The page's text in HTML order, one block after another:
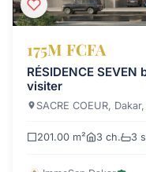
175M FCFA
RÉSIDENCE
visiter
SACRE COEUR,
201.00 m² 3 ch. 3